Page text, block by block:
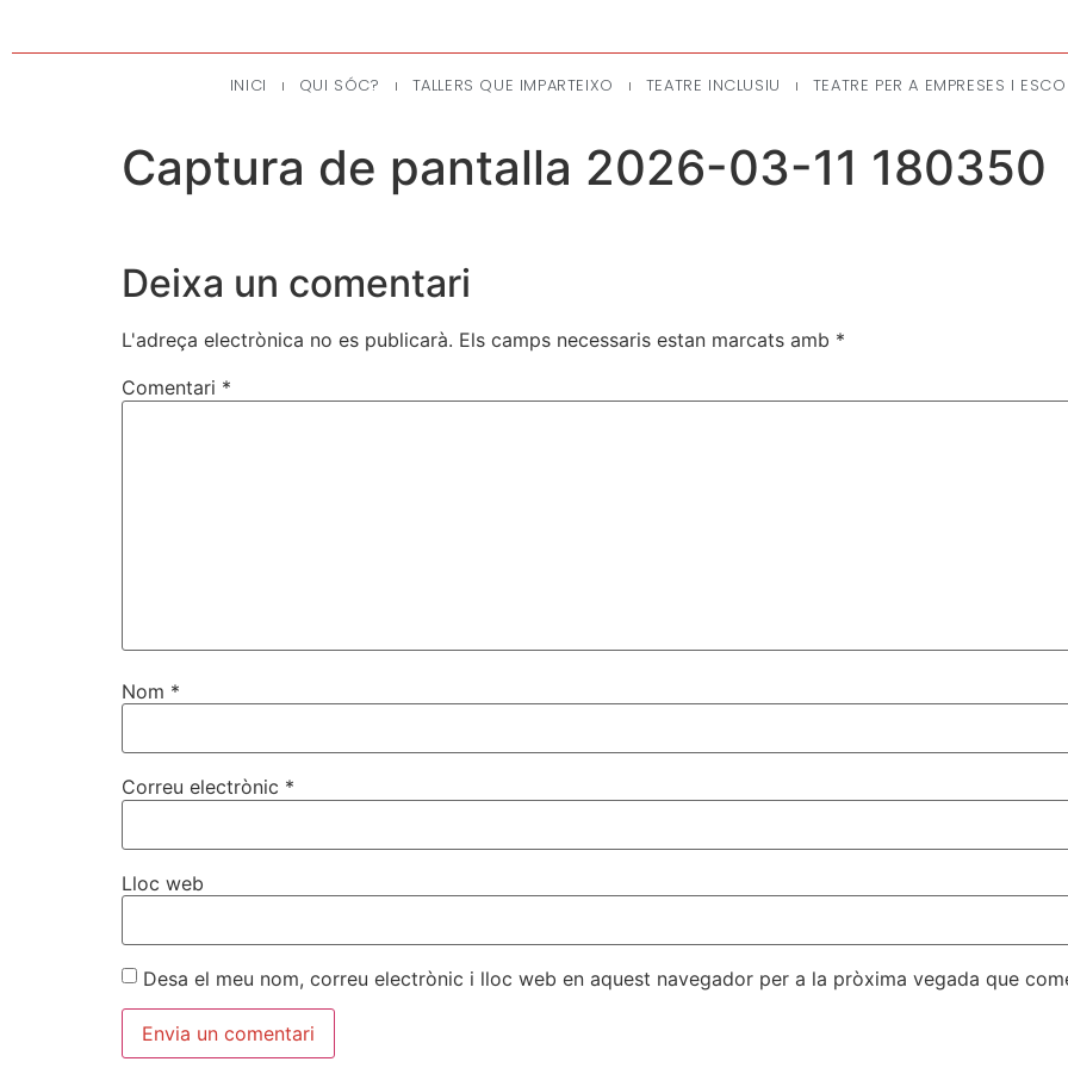
INICI QUI SÓC? TALLERS QUE IMPARTEIXO TEATRE INCLUSIU TEATRE PER A EMPRESES I
Captura de pantalla 2026-03-11 180350
Deixa un comentari
L'adreça electrònica no es publicarà. Els camps necessaris estan marcats amb *
Comentari *
Nom *
Correu electrònic *
Lloc web
Desa el meu nom, correu electrònic i lloc web en aquest navegador per a la pròxima vegada que